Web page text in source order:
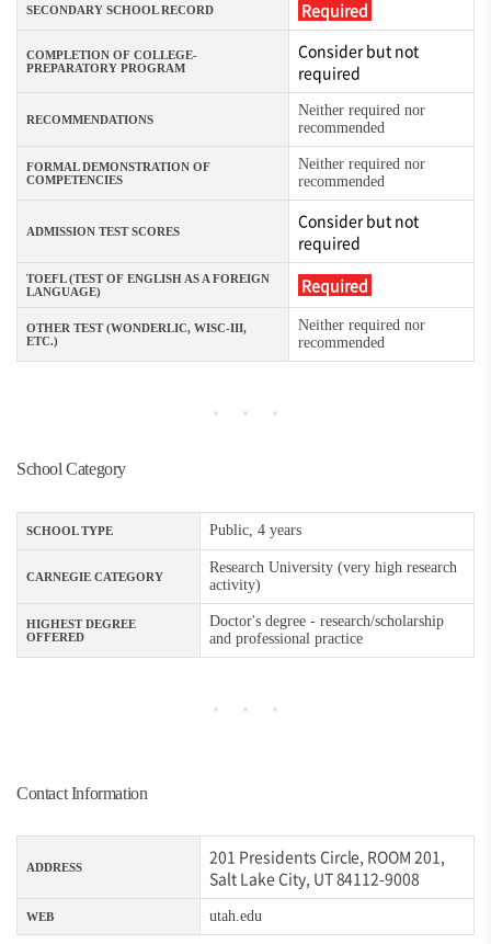
SECONDARY SCHOOL RECORD Required
COMPLETION OF COLLEGE-
PREPARATORY PROGRAM
Consider but not
required
RECOMMENDATIONS
Neither required nor
recommended
FORMAL DEMONSTRATION OF
COMPETENCIES
Neither required nor
recommended
ADMISSION TEST SCORES
Consider but not
required
TOEFL (TEST OF ENGLISH AS A FOREIGN
LANGUAGE)
Required
OTHER TEST (WONDERLIC, WISC-III,
ETC.)
Neither required nor
recommended
School Category
SCHOOL TYPE Public, 4 years
CARNEGIE CATEGORY
Research University (very high research
activity)
HIGHEST DEGREE
OFFERED
Doctor's degree - research/scholarship
and professional practice
Contact Information
ADDRESS
201 Presidents Circle, ROOM 201,
Salt Lake City, UT 84112-9008
WEB utah.edu